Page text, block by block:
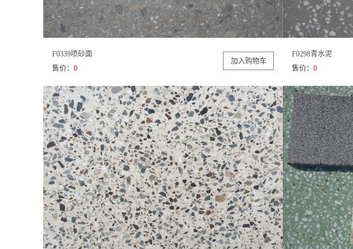
F0339喷砂面
售价： 0
F0298青水泥
售价： 0